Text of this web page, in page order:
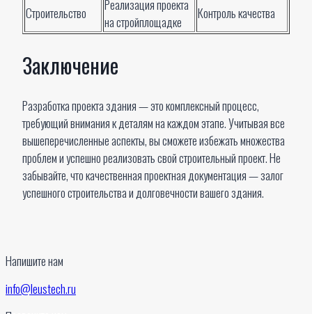
Строительство
Реализация проекта
на стройплощадке
Контроль качества
Заключение
Разработка проекта здания — это комплексный процесс,
требующий внимания к деталям на каждом этапе. Учитывая все
вышеперечисленные аспекты, вы сможете избежать множества
проблем и успешно реализовать свой строительный проект. Не
забывайте, что качественная проектная документация — залог
успешного строительства и долговечности вашего здания.
Напишите нам
info@leustech.ru